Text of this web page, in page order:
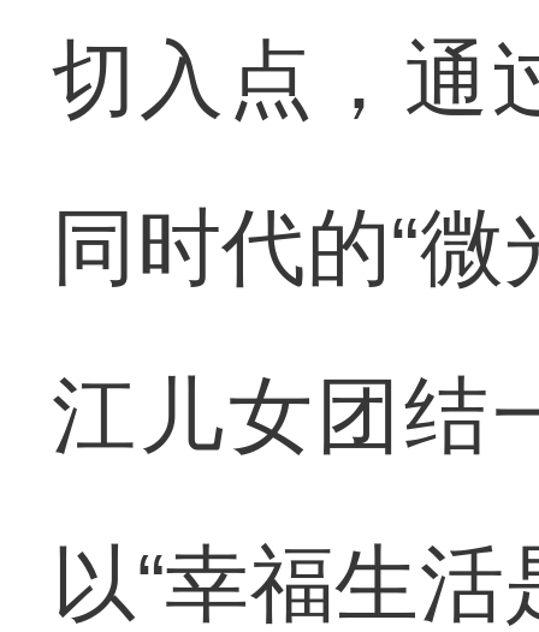
切入点，通
同时代的“
江儿女团结
以“幸福生